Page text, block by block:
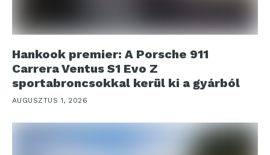
Hankook premier: A Porsche 911
Carrera Ventus S1 Evo Z
sportabroncsokkal kerül ki a gyárból
AUGUSZTUS 1, 2026